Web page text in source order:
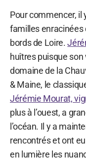
Pour commencer, il
familles enracinées
bords de Loire.
huîtres puisque
domaine de la
& Maine, le
Jérémie Mourat,
plus à l’ouest, a
l’océan. Il y a
rencontrés et ont
en lumière les